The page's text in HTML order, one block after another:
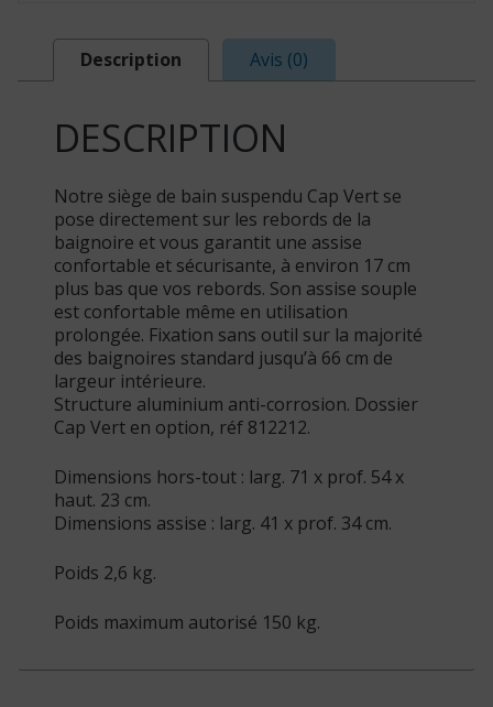
Description Avis (0)
DESCRIPTION
Notre siège de bain suspendu Cap Vert se
pose directement sur les rebords de la
baignoire et vous garantit une assise
confortable et sécurisante, à environ 17 cm
plus bas que vos rebords. Son assise souple
est confortable même en utilisation
prolongée. Fixation sans outil sur la majorité
des baignoires standard jusqu’à 66 cm de
largeur intérieure.
Structure aluminium anti-corrosion. Dossier
Cap Vert en option, réf 812212.
Dimensions hors-tout : larg. 71 x prof. 54 x
haut. 23 cm.
Dimensions assise : larg. 41 x prof. 34 cm.
Poids 2,6 kg.
Poids maximum autorisé 150 kg.